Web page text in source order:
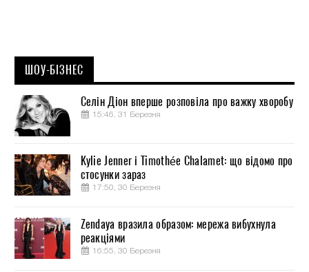
ШОУ-БІЗНЕС
Селін Діон вперше розповіла про важку хворобу
15:46, 31 Березня
Kylie Jenner і Timothée Chalamet: що відомо про
стосунки зараз
17:50, 30 Березня
Zendaya вразила образом: мережа вибухнула
реакціями
16:55, 30 Березня